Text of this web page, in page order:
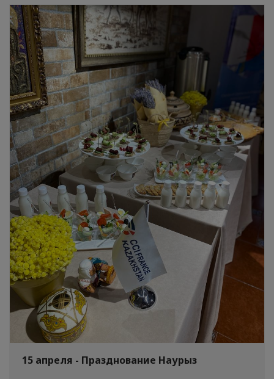
15 апреля - Празднование Наурыз